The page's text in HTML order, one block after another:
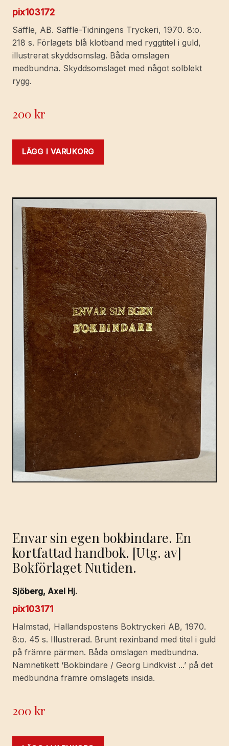
pix103172
Säffle, AB. Säffle-Tidningens Tryckeri, 1970. 8:o.
218 s. Förlagets blå klotband med ryggtitel i guld,
illustrerat skyddsomslag. Båda omslagen
medbundna. Skyddsomslaget med något solblekt
rygg.
200kr
LÄGG I VARUKORG
Envar sin egen bokbindare. En
kortfattad handbok. [Utg. av]
Bokförlaget Nutiden.
Sjöberg, Axel Hj.
pix103171
Halmstad, Hallandspostens Boktryckeri AB, 1970.
8:o. 45 s. Illustrerad. Brunt rexinband med titel i guld
på främre pärmen. Båda omslagen medbundna.
Namnetikett ‘Bokbindare / Georg Lindkvist ...’ på det
medbundna främre omslagets insida.
200kr